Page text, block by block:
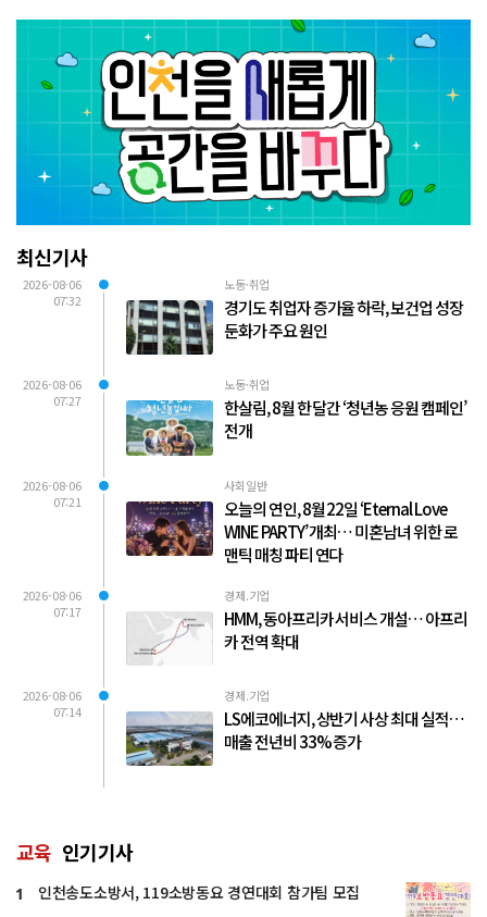
최신기사
2026-08-06
07:32
노동·취업
경기도 취업자 증가율 하락, 보건업 성장
둔화가 주요 원인
2026-08-06
07:27
노동·취업
한살림, 8월 한 달간 ‘청년농 응원 캠페인’
전개
2026-08-06
07:21
사회일반
오늘의 연인, 8월 22일 ‘Eternal Love
WINE PARTY’ 개최… 미혼남녀 위한 로
맨틱 매칭 파티 연다
2026-08-06
07:17
경제.기업
HMM, 동아프리카 서비스 개설… 아프리
카 전역 확대
2026-08-06
07:14
경제.기업
LS에코에너지, 상반기 사상 최대 실적…
매출 전년비 33% 증가
교육 인기기사
1 인천송도소방서, 119소방동요 경연대회 참가팀 모집